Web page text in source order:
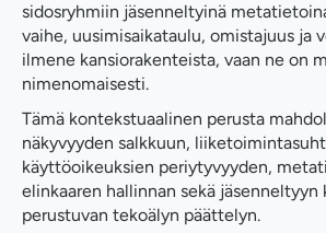
sidosryhmiin jäsenneltyinä
vaihe, uusimisaikataulu, omistajuus ja
ilmene kansiorakenteista, vaan ne on
nimenomaisesti.
Tämä kontekstuaalinen perusta
näkyvyyden salkkuun,
käyttöoikeuksien periytyvyyden,
elinkaaren hallinnan sekä jäsenneltyyn
perustuvan tekoälyn päättelyn.